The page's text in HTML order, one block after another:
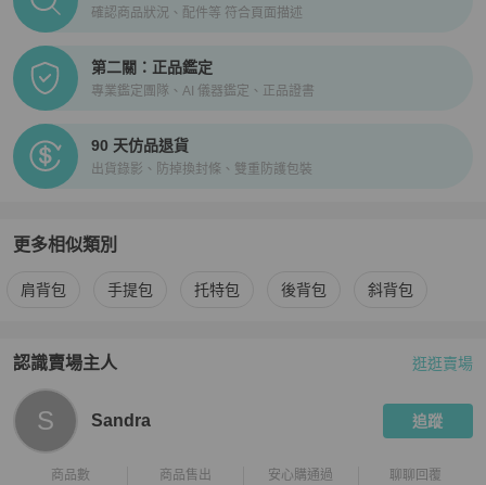
確認商品狀況、配件等 符合頁面描述
第二關：正品鑑定
專業鑑定團隊、AI 儀器鑑定、正品證書
90 天仿品退貨
出貨錄影、防掉換封條、雙重防護包裝
更多相似類別
更多Valextra 女包相似商品推薦
肩背包 手提包 托特包 後背包 斜背包
認識賣場主人
PopChill 拍拍圈嚴選賣家
逛逛賣場
S Sandra 追蹤
商品數 商品售出 安心購通過 聊聊回覆